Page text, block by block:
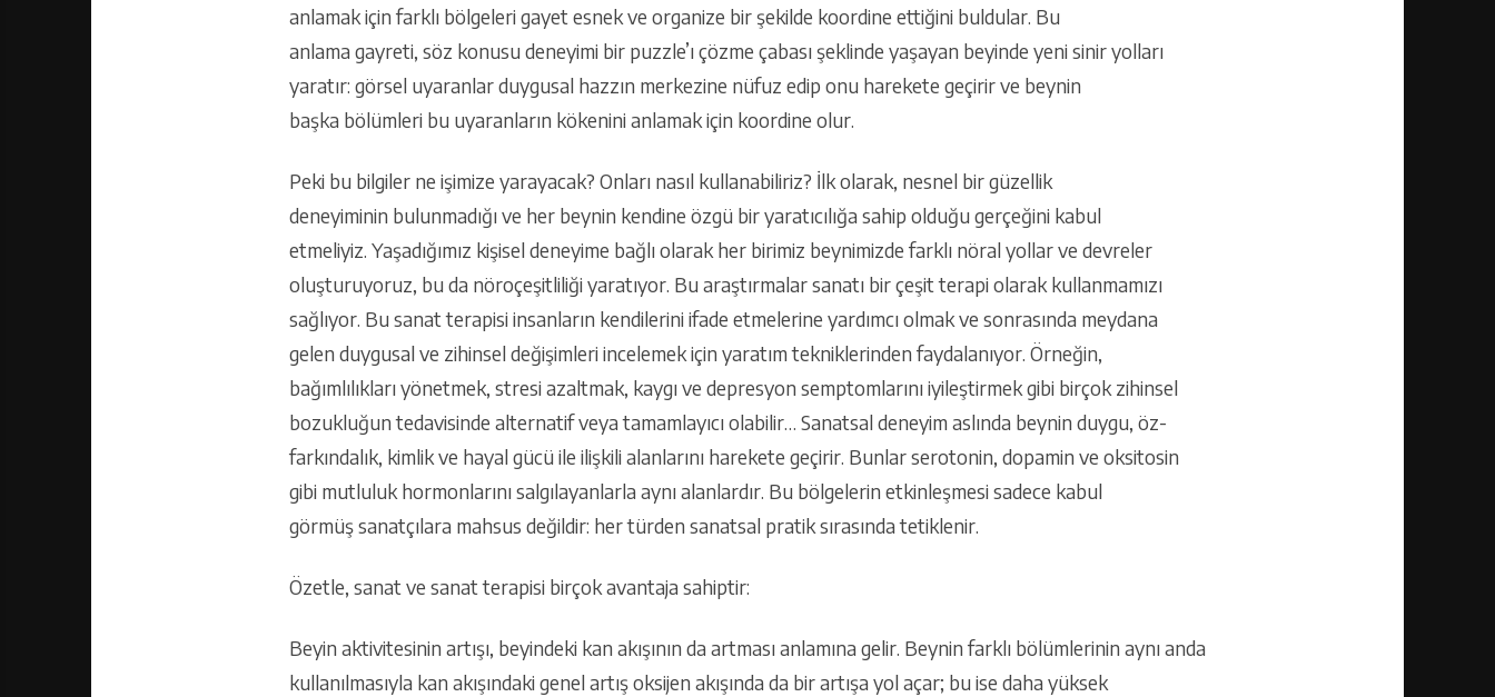
anlamak için farklı bölgeleri gayet esnek ve organize bir şekilde koordine ettiğini buldular. Bu
anlama gayreti, söz konusu deneyimi bir puzzle’ı çözme çabası şeklinde yaşayan beyinde yeni sinir yolları
yaratır: görsel uyaranlar duygusal hazzın merkezine nüfuz edip onu harekete geçirir ve beynin
başka bölümleri bu uyaranların kökenini anlamak için koordine olur.
Peki bu bilgiler ne işimize yarayacak? Onları nasıl kullanabiliriz? İlk olarak, nesnel bir güzellik
deneyiminin bulunmadığı ve her beynin kendine özgü bir yaratıcılığa sahip olduğu gerçeğini kabul
etmeliyiz. Yaşadığımız kişisel deneyime bağlı olarak her birimiz beynimizde farklı nöral yollar ve devreler
oluşturuyoruz, bu da nöroçeşitliliği yaratıyor. Bu araştırmalar sanatı bir çeşit terapi olarak kullanmamızı
sağlıyor. Bu sanat terapisi insanların kendilerini ifade etmelerine yardımcı olmak ve sonrasında meydana
gelen duygusal ve zihinsel değişimleri incelemek için yaratım tekniklerinden faydalanıyor. Örneğin,
bağımlılıkları yönetmek, stresi azaltmak, kaygı ve depresyon semptomlarını iyileştirmek gibi birçok zihinsel
bozukluğun tedavisinde alternatif veya tamamlayıcı olabilir… Sanatsal deneyim aslında beynin duygu, öz-
farkındalık, kimlik ve hayal gücü ile ilişkili alanlarını harekete geçirir. Bunlar serotonin, dopamin ve oksitosin
gibi mutluluk hormonlarını salgılayanlarla aynı alanlardır. Bu bölgelerin etkinleşmesi sadece kabul
görmüş sanatçılara mahsus değildir: her türden sanatsal pratik sırasında tetiklenir.
Özetle, sanat ve sanat terapisi birçok avantaja sahiptir:
Beyin aktivitesinin artışı, beyindeki kan akışının da artması anlamına gelir. Beynin farklı bölümlerinin aynı anda
kullanılmasıyla kan akışındaki genel artış oksijen akışında da bir artışa yol açar; bu ise daha yüksek